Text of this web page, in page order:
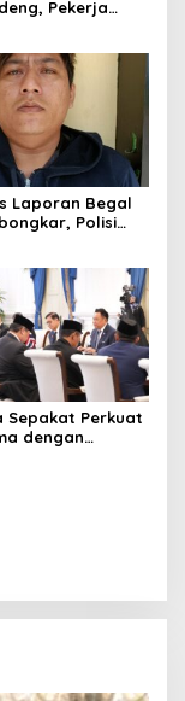
Pekerja
Laporan Begal
Polisi
Sepakat Perkuat
dengan